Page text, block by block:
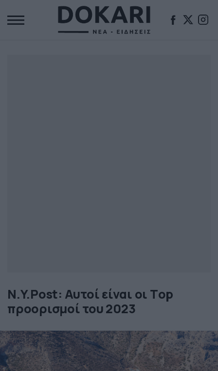
N.Y.Post: Αυτοί είναι οι Τop
προορισμοί του 2023